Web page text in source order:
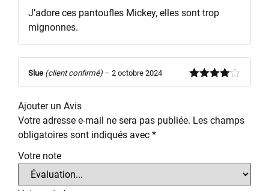
J’adore ces pantoufles Mickey, elles sont trop
mignonnes.
Note4
Slue (client confirmé) – 2 octobre 2024
Ajouter un Avis
Votre adresse e-mail ne sera pas publiée. Les champs
obligatoires sont indiqués avec *
Votre note